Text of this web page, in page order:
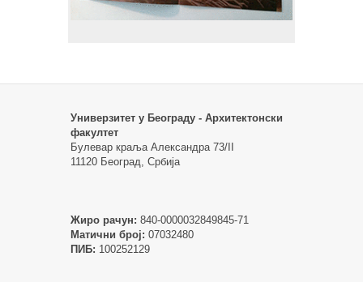
Универзитет у Београду - Архитектонски
факултет
Булевар краља Александра 73/II
11120 Београд, Србија
Жиро рачун: 840-0000032849845-71
Матични број: 07032480
ПИБ: 100252129